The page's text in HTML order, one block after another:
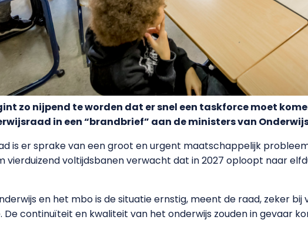
zo nijpend te worden dat er snel een taskforce moet
in een “brandbrief” aan de ministers van
is er sprake van een groot en urgent maatschappelijk
vierduizend voltijdsbanen verwacht dat in 2027 oploopt naar
en het mbo is de situatie ernstig, meent de raad, zeker bij
De continuïteit en kwaliteit van het onderwijs zouden in gevaar